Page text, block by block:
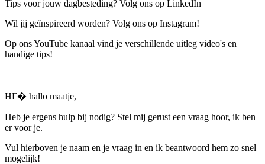
Tips voor jouw dagbesteding? Volg ons op LinkedIn
Wil jij geïnspireerd worden? Volg ons op Instagram!
Op ons YouTube kanaal vind je verschillende uitleg video's en
handige tips!
HГ� hallo maatje,
Heb je ergens hulp bij nodig? Stel mij gerust een vraag hoor, ik ben
er voor je.
Vul hierboven je naam en je vraag in en ik beantwoord hem zo snel
mogelijk!